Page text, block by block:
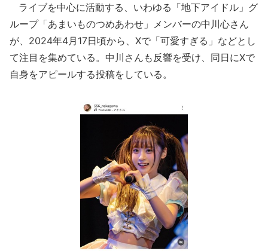
ライブを中心に活動する、いわゆる「地下アイドル」グ
ループ「あまいものつめあわせ」メンバーの中川心さん
が、2024年4月17日頃から、Xで「可愛すぎる」などとし
て注目を集めている。中川さんも反響を受け、同日にXで
自身をアピールする投稿をしている。